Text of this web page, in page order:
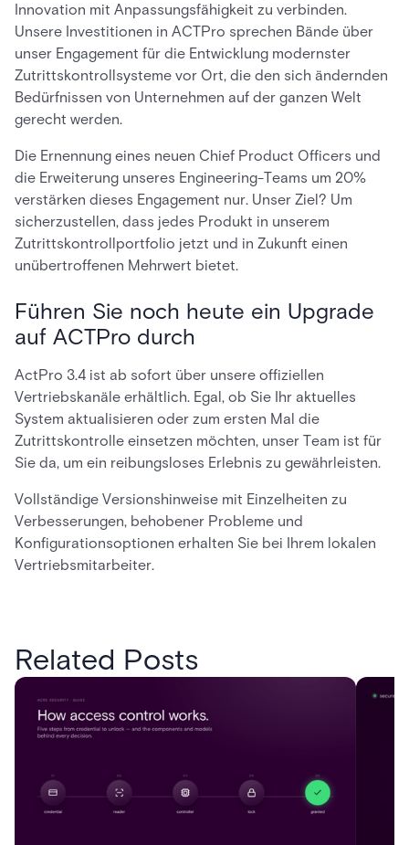
Innovation mit Anpassungsfähigkeit zu verbinden.
Unsere Investitionen in ACTPro sprechen Bände über
unser Engagement für die Entwicklung modernster
Zutrittskontrollsysteme vor Ort, die den sich ändernden
Bedürfnissen von Unternehmen auf der ganzen Welt
gerecht werden.
Die Ernennung eines neuen Chief Product Officers und
die Erweiterung unseres Engineering-Teams um 20%
verstärken dieses Engagement nur. Unser Ziel? Um
sicherzustellen, dass jedes Produkt in unserem
Zutrittskontrollportfolio jetzt und in Zukunft einen
unübertroffenen Mehrwert bietet.
Führen Sie noch heute ein Upgrade
auf ACTPro durch
ActPro 3.4 ist ab sofort über unsere offiziellen
Vertriebskanäle erhältlich. Egal, ob Sie Ihr aktuelles
System aktualisieren oder zum ersten Mal die
Zutrittskontrolle einsetzen möchten, unser Team ist für
Sie da, um ein reibungsloses Erlebnis zu gewährleisten.
Vollständige Versionshinweise mit Einzelheiten zu
Verbesserungen, behobener Probleme und
Konfigurationsoptionen erhalten Sie bei Ihrem lokalen
Vertriebsmitarbeiter.
Related Posts